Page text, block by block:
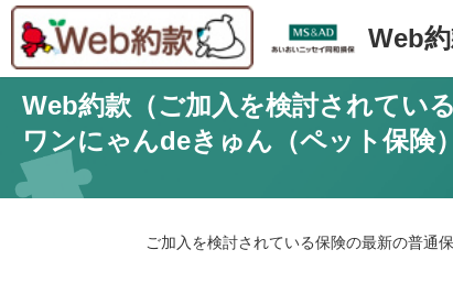
Web
Web約款（ご加入を検討されてい
ワンにゃんdeきゅん（ペット保険）
ご加入を検討されている保険の最新の普通